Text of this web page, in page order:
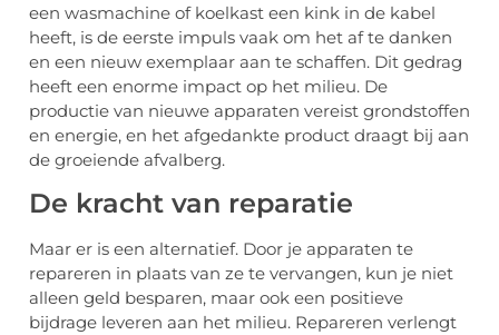
een wasmachine of koelkast een kink in de kabel
heeft, is de eerste impuls vaak om het af te danken
en een nieuw exemplaar aan te schaffen. Dit gedrag
heeft een enorme impact op het milieu. De
productie van nieuwe apparaten vereist grondstoffen
en energie, en het afgedankte product draagt bij aan
de groeiende afvalberg.
De kracht van reparatie
Maar er is een alternatief. Door je apparaten te
repareren in plaats van ze te vervangen, kun je niet
alleen geld besparen, maar ook een positieve
bijdrage leveren aan het milieu. Repareren verlengt